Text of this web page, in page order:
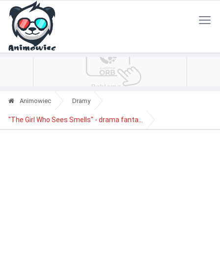
Polityka Prywatności
Animowiec Dramy
"The Girl Who Sees Smells" - drama fanta...